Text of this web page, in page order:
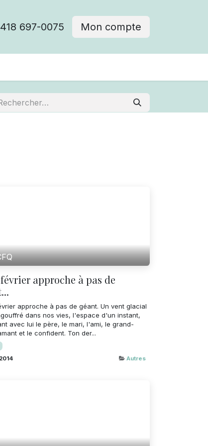
418 697-0075 Mon compte
février approche à pas de
approche à pas de géant. Un vent glacial
dans nos vies, l'espace d'un instant,
avec lui le père, le mari, l'ami, le grand-
et le confident. Ton der...
Autres